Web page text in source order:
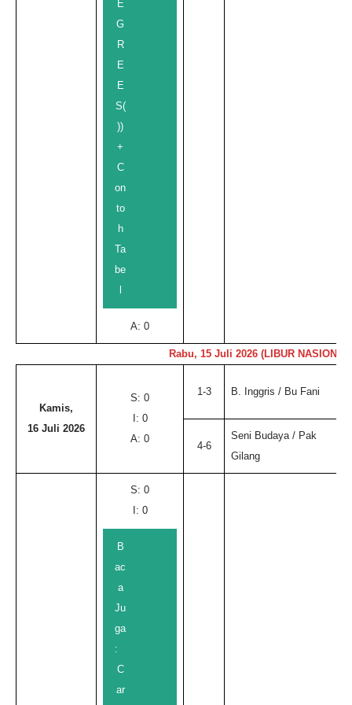
E
G
R
E
E
S(
))
+
C
on
to
h
Ta
be
A: 0
Rabu, 15 Juli 2026 (LIBUR
Kamis,
16 Juli 2026
S: 0
I: 0
A: 0
1-3 B. Inggris / Bu Fani
4-6
Seni Budaya / Pak
Gilang
S: 0
I: 0
B
ac
a
Ju
ga
:
C
ar